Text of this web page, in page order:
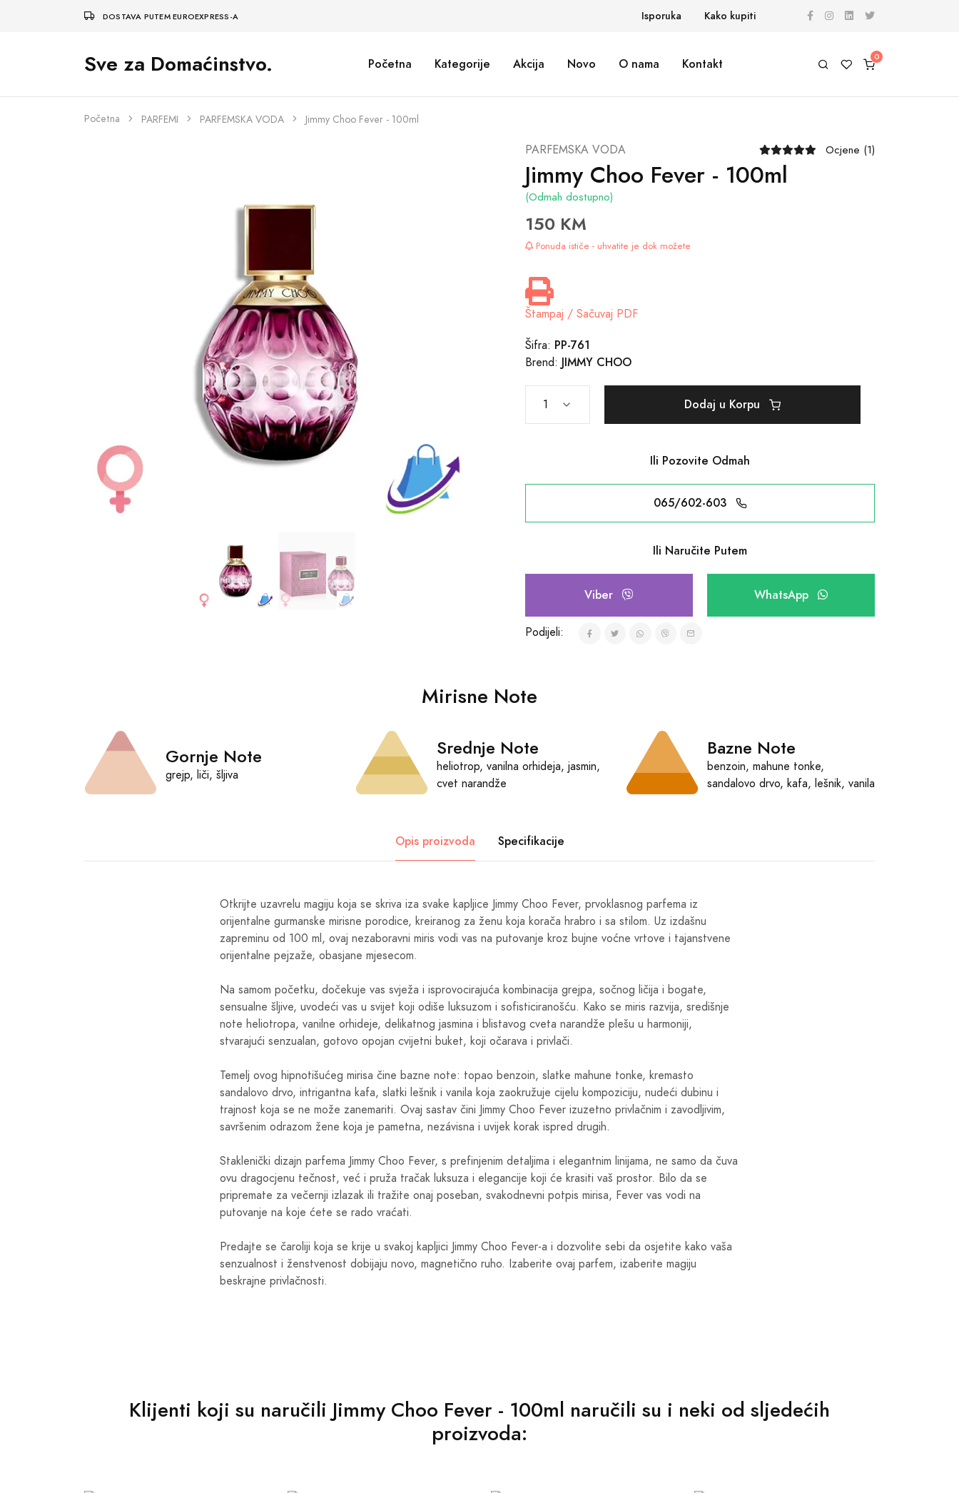
DOSTAVA PUTEM EUROEXPRESS-A Isporuka Kako kupiti
Sve za Domaćinstvo. Početna Kategorije Akcija Novo O nama Kontakt
Početna PARFEMI PARFEMSKA VODA Jimmy Choo Fever - 100ml
PARFEMSKA VODA Ocjene (1)
Jimmy Choo Fever - 100ml
(Odmah dostupno)
150 KM
Ponuda ističe - uhvatite je dok možete
Štampaj / Sačuvaj PDF
Šifra: PP-761
Brend: JIMMY CHOO
Dodaj u Korpu
Ili Pozovite Odmah
065/602-603
Ili Naručite Putem
Viber WhatsApp
Podijeli:
Mirisne Note
Gornje Note
grejp, liči, šljiva
Srednje Note
heliotrop, vanilna orhideja, jasmin,
cvet narandže
Bazne Note
benzoin, mahune tonke,
sandalovo drvo, kafa, lešnik, vanila
Opis proizvoda Specifikacije
Otkrijte uzavrelu magiju koja se skriva iza svake kapljice Jimmy Choo Fever, prvoklasnog parfema iz
orijentalne gurmanske mirisne porodice, kreiranog za ženu koja korača hrabro i sa stilom. Uz izdašnu
zapreminu od 100 ml, ovaj nezaboravni miris vodi vas na putovanje kroz bujne voćne vrtove i tajanstvene
orijentalne pejzaže, obasjane mjesecom.
Na samom početku, dočekuje vas svježa i isprovocirajuća kombinacija grejpa, sočnog ličija i bogate,
sensualne šljive, uvodeći vas u svijet koji odiše luksuzom i sofisticiranošću. Kako se miris razvija, središnje
note heliotropa, vanilne orhideje, delikatnog jasmina i blistavog cveta narandže plešu u harmoniji,
stvarajući senzualan, gotovo opojan cvijetni buket, koji očarava i privlači.
Temelj ovog hipnotišućeg mirisa čine bazne note: topao benzoin, slatke mahune tonke, kremasto
sandalovo drvo, intrigantna kafa, slatki lešnik i vanila koja zaokružuje cijelu kompoziciju, nudeći dubinu i
trajnost koja se ne može zanemariti. Ovaj sastav čini Jimmy Choo Fever izuzetno privlačnim i zavodljivim,
savršenim odrazom žene koja je pametna, nezávisna i uvijek korak ispred drugih.
Staklenički dizajn parfema Jimmy Choo Fever, s prefinjenim detaljima i elegantnim linijama, ne samo da čuva
ovu dragocjenu tečnost, već i pruža tračak luksuza i elegancije koji će krasiti vaš prostor. Bilo da se
pripremate za večernji izlazak ili tražite onaj poseban, svakodnevni potpis mirisa, Fever vas vodi na
putovanje na koje ćete se rado vraćati.
Predajte se čaroliji koja se krije u svakoj kapljici Jimmy Choo Fever-a i dozvolite sebi da osjetite kako vaša
senzualnost i ženstvenost dobijaju novo, magnetično ruho. Izaberite ovaj parfem, izaberite magiju
beskrajne privlačnosti.
Klijenti koji su naručili Jimmy Choo Fever - 100ml naručili su i neki od sljedećih
proizvoda: